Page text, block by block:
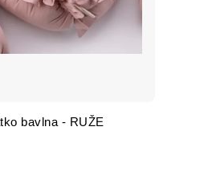
bavlna - RUŽE